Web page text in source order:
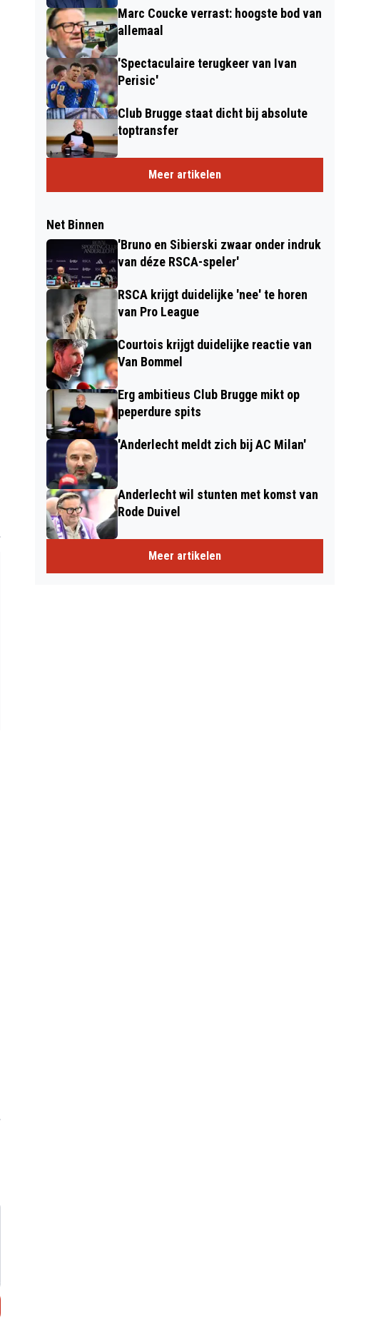
Marc Coucke verrast: hoogste bod van
allemaal
'Spectaculaire terugkeer van Ivan
Perisic'
Club Brugge staat dicht bij absolute
toptransfer
Meer artikelen
Net Binnen
'Bruno en Sibierski zwaar onder indruk
van déze RSCA-speler'
RSCA krijgt duidelijke 'nee' te horen
van Pro League
Courtois krijgt duidelijke reactie van
Van Bommel
Erg ambitieus Club Brugge mikt op
peperdure spits
'Anderlecht meldt zich bij AC Milan'
Anderlecht wil stunten met komst van
Rode Duivel
Meer artikelen